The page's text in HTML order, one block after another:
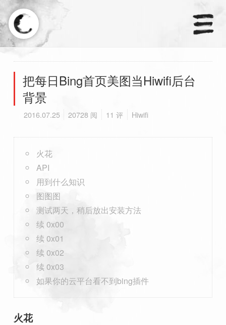
×
天涼好個秋.
首页
把每日Bing首页美图当Hiwifi后台
背景
2016.07.25 20728 阅 11 评 Hiwifi
火花
API
用到什么知识
图图图
测试两天，稍后放出安装方法
续 0x00
续 0x01
续 0x02
续 0x03
如果你的云平台看不到bing插件
火花